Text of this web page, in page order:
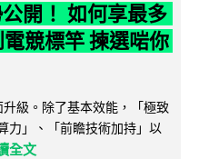
開！ 如何享最多
競標竿 揀選啱你
級。除了基本效能，「極致
力」、「前瞻技術加持」以
全文